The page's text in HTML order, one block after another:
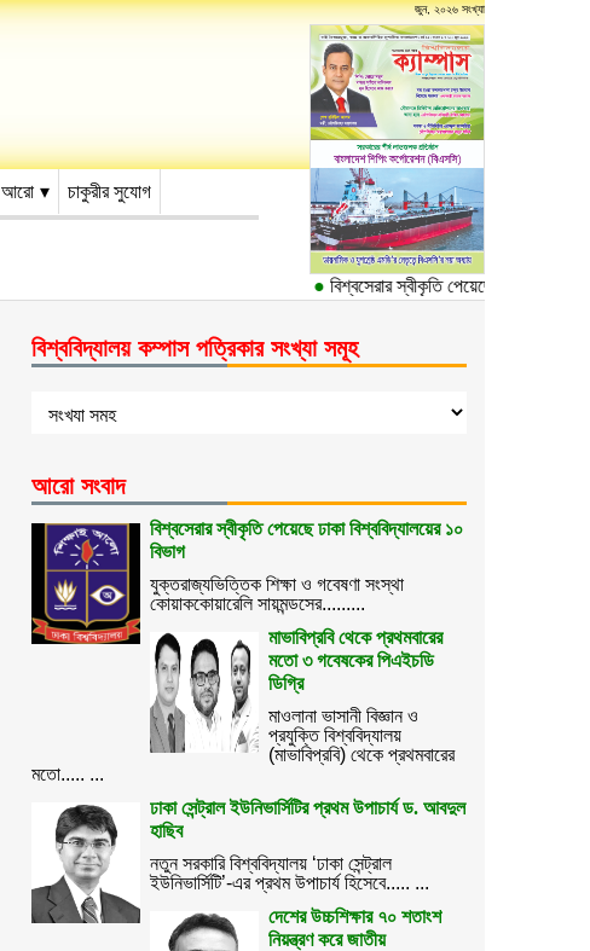
জুন, ২০২৬ সংখ্যা
আরো চাকুরীর সুযোগ
বিশ্বসেরার স্বীকৃতি পেয়েছে ঢাকা
বিশ্ববিদ্যালয় কম্পাস পত্রিকার সংখ্যা সমূহ
আরো সংবাদ
বিশ্বসেরার স্বীকৃতি পেয়েছে ঢাকা বিশ্ববিদ্যালয়ের ১০
বিভাগ
যুক্তরাজ্যভিত্তিক শিক্ষা ও গবেষণা সংস্থা
কোয়াককোয়ারেলি সায়মন্ডসের.........
মাভাবিপ্রবি থেকে প্রথমবারের
মতো ৩ গবেষকের পিএইচডি
ডিগ্রি
মাওলানা ভাসানী বিজ্ঞান ও
প্রযুক্তি বিশ্ববিদ্যালয়
(মাভাবিপ্রবি) থেকে প্রথমবারের
মতো..... ...
ঢাকা সেন্ট্রাল ইউনিভার্সিটির প্রথম উপাচার্য ড. আবদুল
হাছিব
নতুন সরকারি বিশ্ববিদ্যালয় ‘ঢাকা সেন্ট্রাল
ইউনিভার্সিটি’-এর প্রথম উপাচার্য হিসেবে..... ...
দেশের উচ্চশিক্ষার ৭০ শতাংশ
নিয়ন্ত্রণ করে জাতীয়